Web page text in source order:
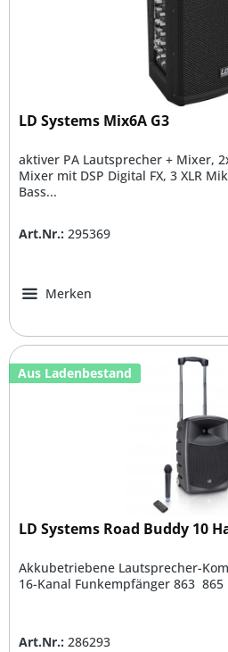
LD Systems Mix6A G3
aktiver PA Lautsprecher + Mixer,
Mixer mit DSP Digital FX, 3 XLR
Bass...
Art.Nr.: 295369
Merken
Aus Ladenbestand
LD Systems Road Buddy 10
Akkubetriebene Lautsprecher-
16-Kanal Funkempfänger 863 
Art.Nr.: 286293